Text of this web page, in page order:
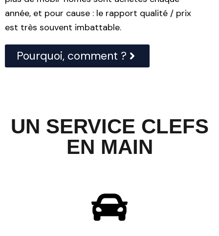
année, et pour cause : le rapport qualité / prix
est très souvent imbattable.
Pourquoi, comment ?
UN SERVICE CLEFS
EN MAIN